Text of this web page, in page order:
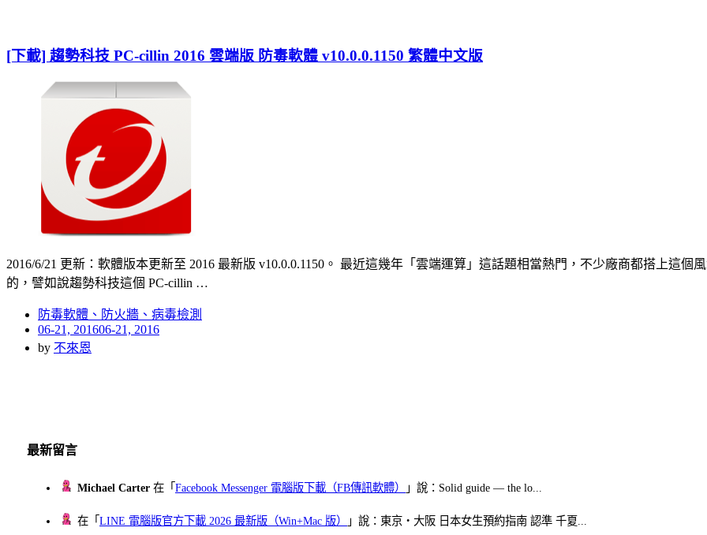
[下載] 趨勢科技 PC-cillin 2016 雲端版 防毒軟體 v10.0.0.1150 繁體中文版
2016/6/21 更新：軟體版本更新至 2016 最新版 v10.0.0.1150。 最近這幾年「雲端運算」這話題相當熱門，不少廠商都搭上這
的，譬如說趨勢科技這個 PC-cillin …
防毒軟體、防火牆、病毒檢測
Posted
on
06-21, 201606-21, 2016
by 不來恩
最新留言
Michael Carter 在「Facebook Messenger 電腦版下載（FB傳訊軟體） 」說：Solid guide — the lo...
在「LINE 電腦版官方下載 2026 最新版（Win+Mac 版） 」說：東京・大阪 日本女生預約指南 認準 千夏...